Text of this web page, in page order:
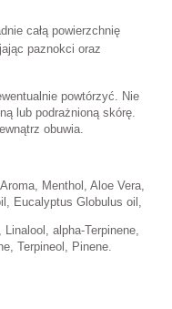
całą powierzchnię
paznokci oraz
powtórzyć. Nie
lub podrażnioną skórę.
obuwia.
Menthol, Aloe Vera,
Eucalyptus Globulus oil,
alpha-Terpinene,
Terpineol, Pinene.